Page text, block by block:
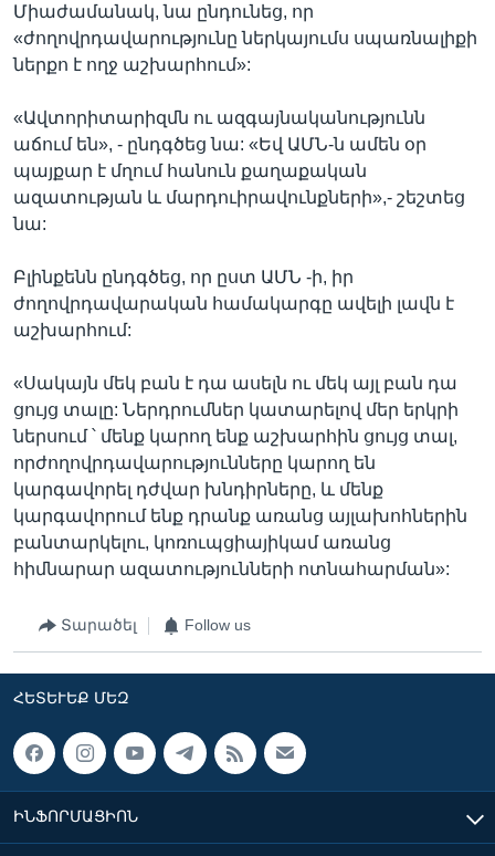
Միաժամանակ, նա ընդունեց, որ
«ժողովրդավարությունը ներկայումս սպառնալիքի
ներքո է ողջ աշխարհում»:
«Ավտորիտարիզմն ու ազգայնականությունն
աճում են», - ընդգծեց նա: «Եվ ԱՄՆ-ն ամեն օր
պայքար է մղում հանուն քաղաքական
ազատության և մարդուիրավունքների»,- շեշտեց
նա:
Բլինքենն ընդգծեց, որ ըստ ԱՄՆ -ի, իր
ժողովրդավարական համակարգը ավելի լավն է
աշխարհում:
«Սակայն մեկ բան է դա ասելն ու մեկ այլ բան դա
ցույց տալը: Ներդրումներ կատարելով մեր երկրի
ներսում ՝ մենք կարող ենք աշխարհին ցույց տալ,
որժողովրդավարությունները կարող են
կարգավորել դժվար խնդիրները, և մենք
կարգավորում ենք դրանք առանց այլախոհներին
բանտարկելու, կոռուպցիայիկամ առանց
հիմնարար ազատությունների ոտնահարման»:
Տարածել Follow us
ՀԵՏԵՒԵՔ ՄԵԶ
ԻՆՖՈՐՄԱՑԻՈՆ